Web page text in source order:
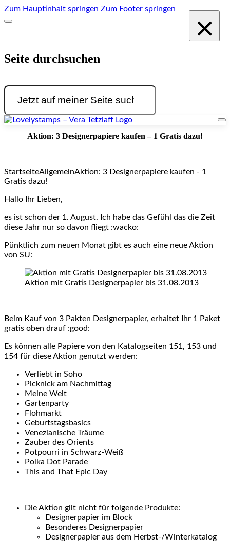
Zum Hauptinhalt springen Zum Footer springen
Seite durchsuchen
Suchen
×
Aktion: 3 Designerpapiere kaufen – 1 Gratis dazu!
StartseiteAllgemeinAktion: 3 Designerpapiere kaufen - 1
Gratis dazu!
Hallo Ihr Lieben,
es ist schon der 1. August. Ich habe das Gefühl das die Zeit
diese Jahr nur so davon fliegt :wacko:
Pünktlich zum neuen Monat gibt es auch eine neue Aktion
von SU:
Aktion mit Gratis Designerpapier bis 31.08.2013
Beim Kauf von 3 Pakten Designerpapier, erhaltet Ihr 1 Paket
gratis oben drauf :good:
Es können alle Papiere von den Katalogseiten 151, 153 und
154 für diese Aktion genutzt werden:
Verliebt in Soho
Picknick am Nachmittag
Meine Welt
Gartenparty
Flohmarkt
Geburtstagsbasics
Venezianische Träume
Zauber des Orients
Potpourri in Schwarz-Weiß
Polka Dot Parade
This and That Epic Day
Die Aktion gilt nicht für folgende Produkte:
Designerpapier im Block
Besonderes Designerpapier
Designerpapier aus dem Herbst-/Winterkatalog